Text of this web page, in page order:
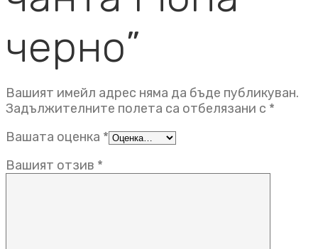
черно”
Вашият имейл адрес няма да бъде публикуван.
Задължителните полета са отбелязани с *
Вашата оценка *
Вашият отзив *